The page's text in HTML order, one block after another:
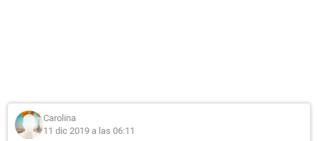
Carolina
11 dic 2019 a las 06:11